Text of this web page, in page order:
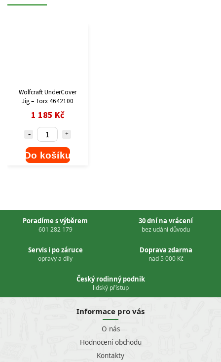
Wolfcraft UnderCover
Jig – Torx 4642100
1 185 Kč
Do košíku
Poradíme s výběrem
601 282 179
30 dní na vrácení
bez udání důvodu
Servis i po záruce
opravy a díly
Doprava zdarma
nad 5 000 Kč
Český rodinný podnik
lidský přístup
Informace pro vás
O nás
Hodnocení obchodu
Kontakty